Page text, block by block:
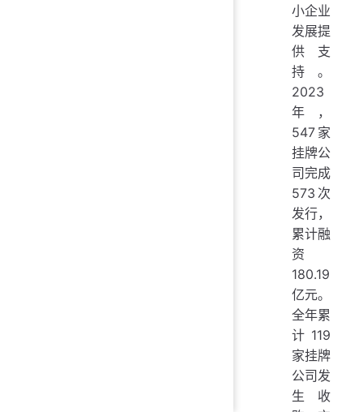
小企业
发展提
供支
持。
2023
年，
547家
挂牌公
司完成
573次
发行，
累计融
资
180.19
亿元。
全年累
计119
家挂牌
公司发
生收